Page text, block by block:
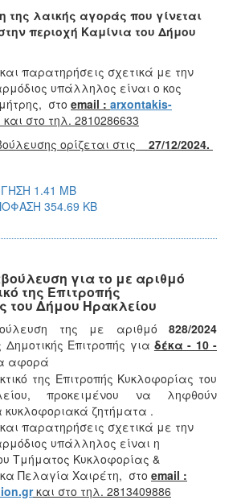
της λαικής αγοράς που γίνεται
περιοχή Καμίνια του Δήμου
παρατηρήσεις σχετικά με την
υπάλληλος είναι ο κος
στο email : arxontakis-
και στο τηλ. 2810286633
ορίζεται στις 27/12/2024.
1.41 MB
354.69 KB
για το με αριθμό
της Επιτροπής
του Δήμου Ηρακλείου
της με αριθμό 828/2024
Δημοτικής Επιτροπής για δέκα - 10 -
αφορά
της Επιτροπής Κυκλοφορίας του
προκειμένου να ληφθούν
ζητήματα .
παρατηρήσεις σχετικά με την
υπάλληλος είναι η
Τμήματος Κυκλοφορίας &
Πελαγία Χαιρέτη, στο email :
και στο τηλ. 2813409886